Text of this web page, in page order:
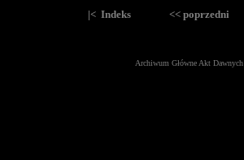
|< Indeks << poprzedni
Archiwum Główne Akt Dawnych